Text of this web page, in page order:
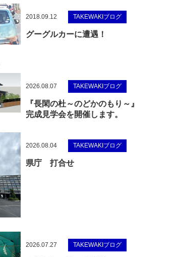
2018.09.12 TAKEWAKIブログ
グーグルカーに遭遇！
2026.08.07 TAKEWAKIブログ
『長閑の杜～のどかのもり～』
完成見学会を開催します。
2026.08.04 TAKEWAKIブログ
県庁 打合せ
2026.07.27 TAKEWAKIブログ